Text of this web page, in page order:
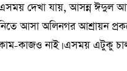
দেখা যায়, আসন্ন ঈদুল
আসা অলিনগর আশ্রায়ন
কাজও নাই। এসময় এটুকু